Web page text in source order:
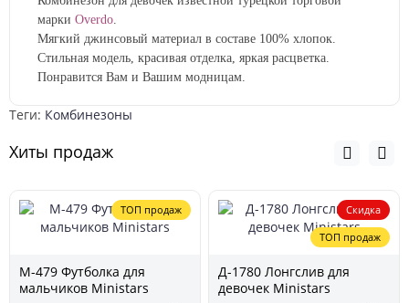
марки Overdo
Мягкий джинсовый материал в составе 100% хлопок.
Стильная модель, красивая отделка, яркая расцветка.
Понравится Вам и Вашим модницам.
Теги: Комбинезоны
Хиты продаж
ТОП продаж
М-479 Футболка для
мальчиков Ministars
Скидка
ТОП продаж
Д-1780 Лонгслив для
девочек Ministars